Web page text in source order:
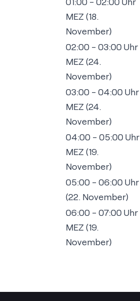
MEZ (18.
November)
02:00 - 03:00 Uhr
MEZ (24.
November)
03:00 - 04:00 Uhr
MEZ (24.
November)
04:00 - 05:00 Uhr
MEZ (19.
November)
05:00 - 06:00 Uhr
(22. November)
06:00 - 07:00 Uhr
MEZ (19.
November)